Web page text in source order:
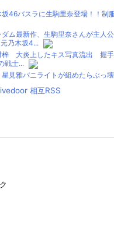
上和が「TIF presents ONE
紗耶 1st写真集「タイトル未定」
シングル「Kind of love」
相互RSS
坂46バスラに生駒里奈登場！！制
ダム最新作、生駒里奈さんが主人
乃木坂4...
梓 大炎上したキス写真流出 握手
戦士...
星見雅バニライトが組めたらぶっ
相互RSS